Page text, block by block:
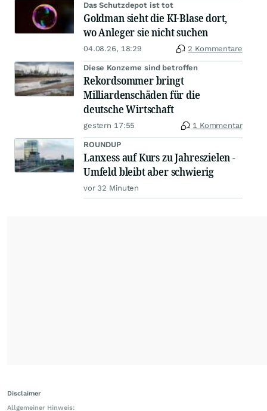
Das Schutzdepot ist tot
Goldman sieht die KI-Blase dort,
wo Anleger sie nicht suchen
04.08.26, 18:29 2 Kommentare
Diese Konzerne sind betroffen
Rekordsommer bringt
Milliardenschäden für die
deutsche Wirtschaft
gestern 17:55 1 Kommentar
ROUNDUP
Lanxess auf Kurs zu Jahreszielen -
Umfeld bleibt aber schwierig
vor 32 Minuten
Disclaimer
Allgemeiner Hinweis: